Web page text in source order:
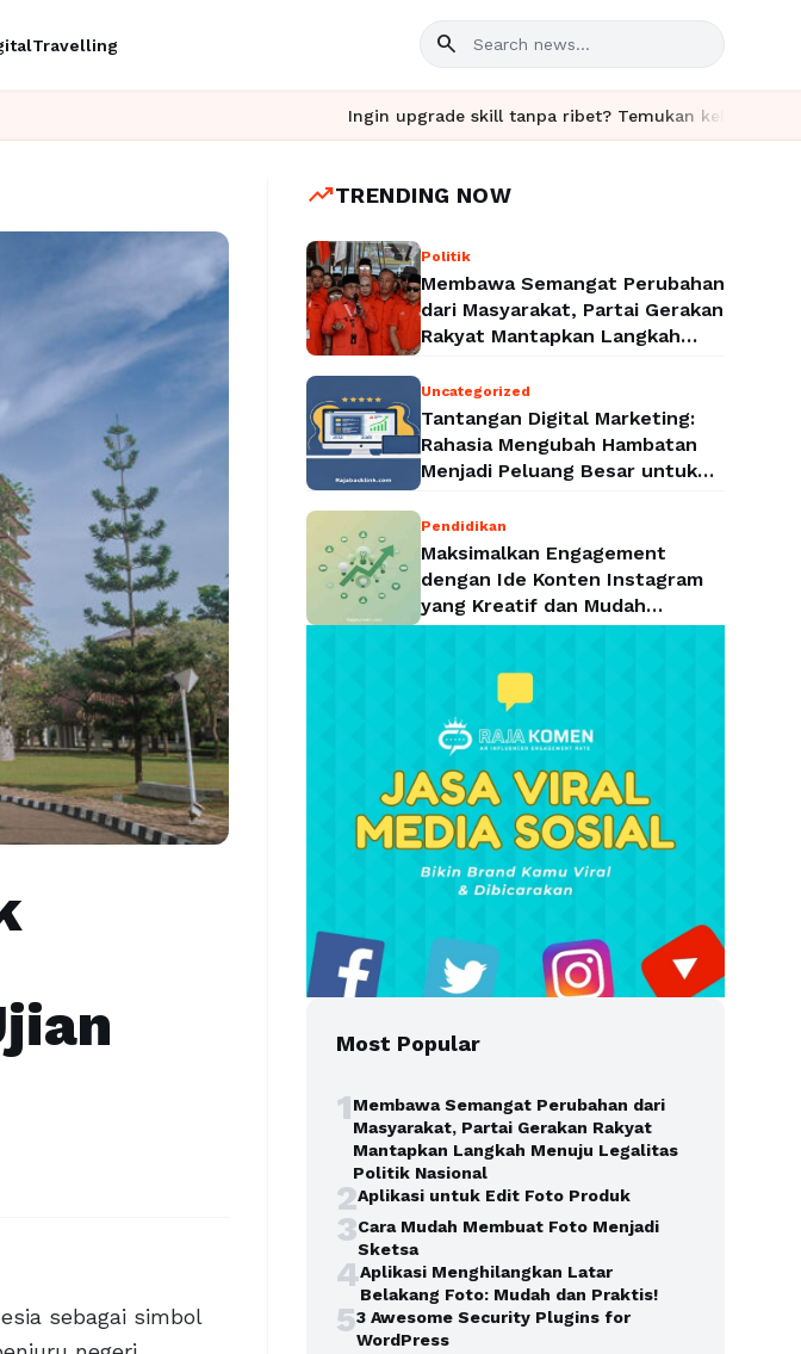
Travelling search
Ingin upgrade skill tanpa ribet? Temukan kelas seru dan materi
sebagai simbol
trending_upTRENDING NOW
Politik
Membawa Semangat Perubahan
dari Masyarakat, Partai Gerakan
Rakyat Mantapkan Langkah
Nasional
Uncategorized
Tantangan Digital Marketing:
Rahasia Mengubah Hambatan
Menjadi Peluang Besar untuk
Pendidikan
Maksimalkan Engagement
dengan Ide Konten Instagram
yang Kreatif dan Mudah
Diterapkan
Most Popular
1Membawa Semangat Perubahan dari
Masyarakat, Partai Gerakan Rakyat
Mantapkan Langkah Menuju Legalitas
Politik Nasional
2Aplikasi untuk Edit Foto Produk
3Cara Mudah Membuat Foto Menjadi
Sketsa
4Aplikasi Menghilangkan Latar
Belakang Foto: Mudah dan Praktis!
53 Awesome Security Plugins for
WordPress